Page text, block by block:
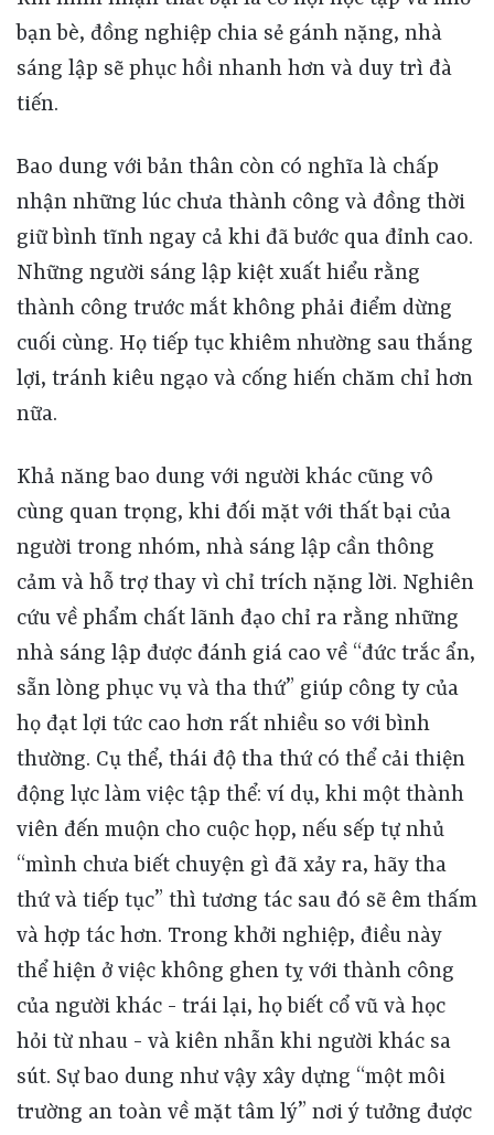
Bao dung với bản thân còn có nghĩa là chấp
nhận những lúc chưa thành công và đồng thời
giữ bình tĩnh ngay cả khi đã bước qua đỉnh cao.
Những người sáng lập kiệt xuất hiểu rằng
thành công trước mắt không phải điểm dừng
cuối cùng. Họ tiếp tục khiêm nhường sau thắng
lợi, tránh kiêu ngạo và cống hiến chăm chỉ hơn
nữa.
Khả năng bao dung với người khác cũng vô cùng quan trọng, khi đối mặt với thất bại của người trong nhóm, nhà sáng lập cần thông cảm và hỗ trợ thay vì chỉ trích nặng lời. Nghiên cứu về phẩm chất lãnh đạo chỉ ra rằng những nhà sáng lập được đánh giá cao về “đức trắc ẩn, sẵn lòng phục vụ và tha thứ” giúp công ty của họ đạt lợi tức cao hơn rất nhiều so với bình thường. Cụ thể, thái độ tha thứ có thể cải thiện động lực làm việc tập thể: ví dụ, khi một thành viên đến muộn cho cuộc họp, nếu sếp tự nhủ “mình chưa